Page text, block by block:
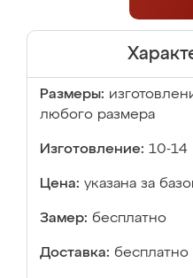
Размеры:
любого размера
Изготовление: 10-14
Цена: указана за
Замер: бесплатно
Доставка: бесплатно